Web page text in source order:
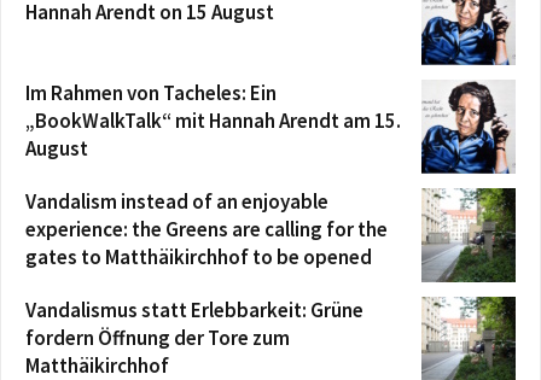
Hannah Arendt on 15 August
Im Rahmen von Tacheles: Ein
„BookWalkTalk“ mit Hannah Arendt am 15.
August
Vandalism instead of an enjoyable
experience: the Greens are calling for the
gates to Matthäikirchhof to be opened
Vandalismus statt Erlebbarkeit: Grüne
fordern Öffnung der Tore zum
Matthäikirchhof